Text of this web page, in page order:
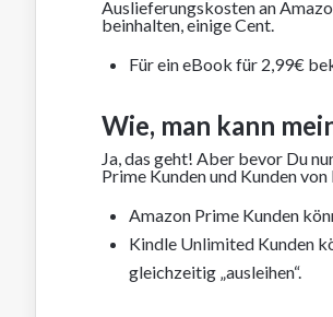
Auslieferungskosten an
beinhalten, einige Cent.
Für ein eBook für 2,99€
Wie, man kann
Ja, das geht! Aber bevor Du
Prime Kunden und Kunden
Amazon Prime Kunden
Kindle Unlimited Kunden
gleichzeitig „ausleihen“.